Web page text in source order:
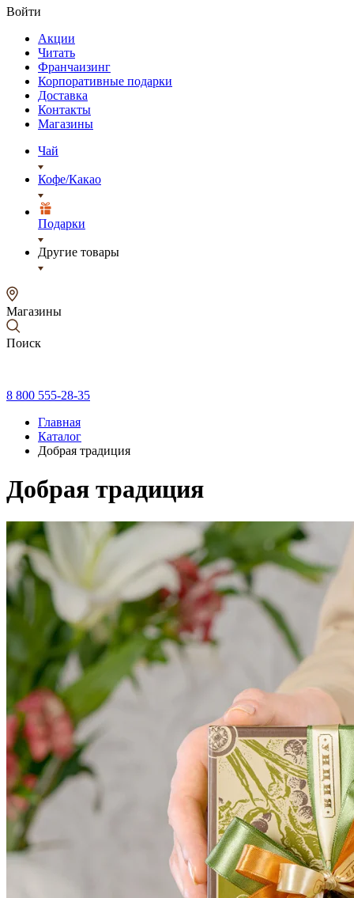
Войти
Акции
Читать
Франчаизинг
Корпоративные подарки
Доставка
Контакты
Магазины
Чай
Кофе/Какао
Подарки
Другие товары
Магазины
Поиск
8 800 555-28-35
Главная
Каталог
Добрая традиция
Добрая традиция